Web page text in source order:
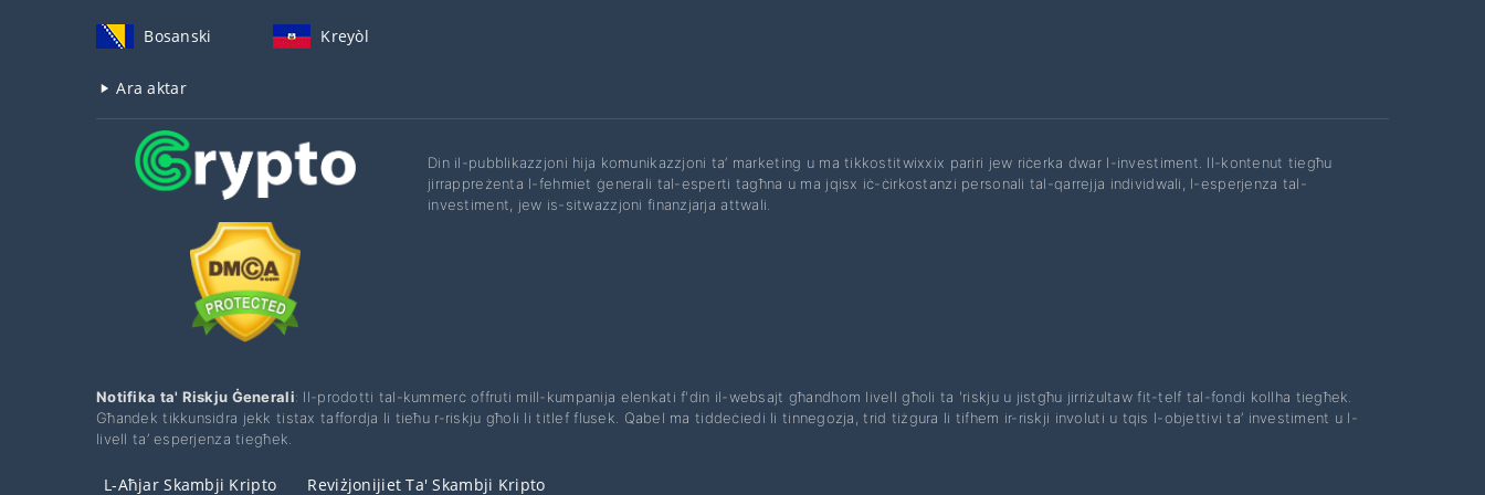
Bosanski Kreyòl
Ara aktar
Din il-pubblikazzjoni hija komunikazzjoni ta’ marketing u ma tikkostitwixxix pariri jew riċerka dwar l-investiment. Il-kontenut tiegħu
jirrappreżenta l-fehmiet ġenerali tal-esperti tagħna u ma jqisx iċ-ċirkostanzi personali tal-qarrejja individwali, l-esperjenza tal-
investiment, jew is-sitwazzjoni finanzjarja attwali.
Notifika ta' Riskju Ġenerali: Il-prodotti tal-kummerċ offruti mill-kumpanija elenkati f'din il-websajt għandhom livell għoli ta 'riskju u jistgħu jirriżultaw fit-telf tal-fondi kollha tiegħek.
Għandek tikkunsidra jekk tistax taffordja li tieħu r-riskju għoli li titlef flusek. Qabel ma tiddeċiedi li tinnegozja, trid tiżgura li tifhem ir-riskji involuti u tqis l-objettivi ta’ investiment u l-
livell ta’ esperjenza tiegħek.
L-Aħjar Skambji Kripto Reviżjonijiet Ta' Skambji Kripto